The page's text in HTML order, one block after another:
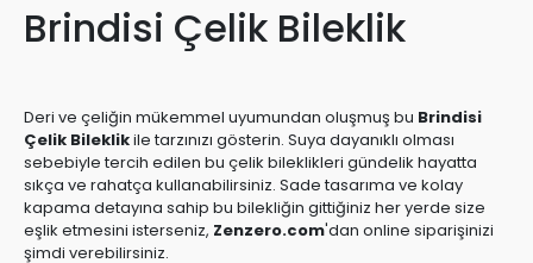
Brindisi Çelik Bileklik
Deri ve çeliğin mükemmel uyumundan oluşmuş bu Brindisi
Çelik Bileklikile tarzınızı gösterin. Suya dayanıklı olması
sebebiyle tercih edilen bu çelik bileklikleri gündelik hayatta
sıkça ve rahatça kullanabilirsiniz. Sade tasarıma ve kolay
kapama detayına sahip bu bilekliğin gittiğiniz her yerde size
eşlik etmesini isterseniz, Zenzero.com'dan online siparişinizi
şimdi verebilirsiniz.